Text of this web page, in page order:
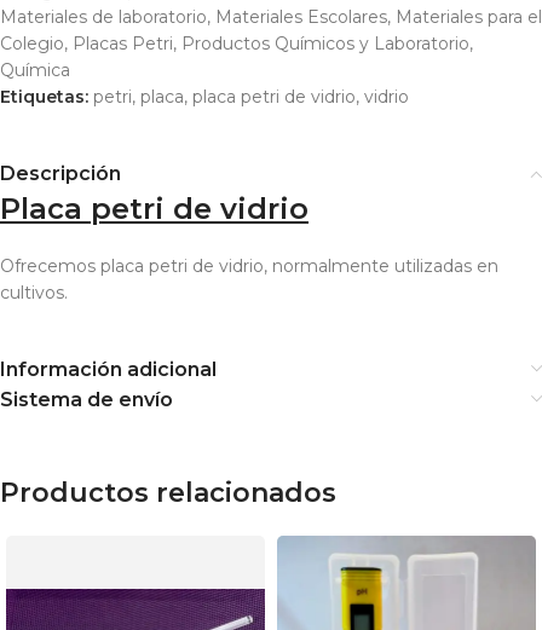
Materiales de laboratorio, Materiales Escolares, Materiales para el
Colegio, Placas Petri, Productos Químicos y Laboratorio,
Química
Etiquetas: petri, placa, placa petri de vidrio, vidrio
Descripción
Placa petri de vidrio
Ofrecemos placa petri de vidrio, normalmente utilizadas en
cultivos.
Información adicional
Sistema de envío
Productos relacionados